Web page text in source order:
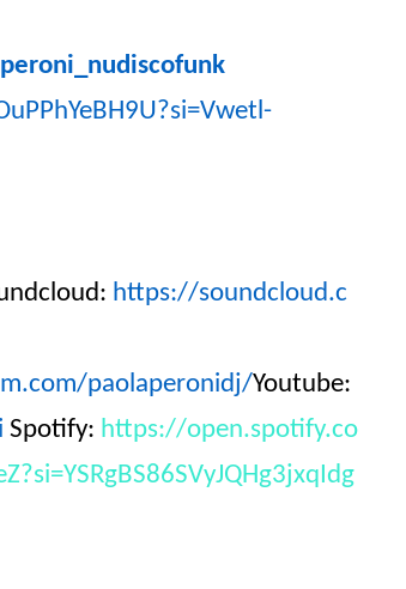
https://soundcloud.c
paolaperonidj/Youtube:
Spotify: https://open.spotify.co